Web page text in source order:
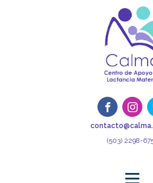
(503) 2298-